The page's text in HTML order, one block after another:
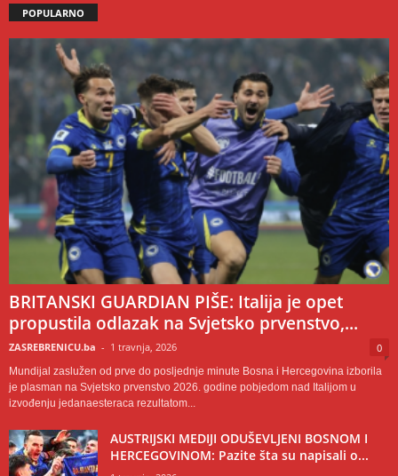
POPULARNO
BRITANSKI GUARDIAN PIŠE: Italija je opet
propustila odlazak na Svjetsko prvenstvo,...
ZASREBRENICU.ba - 1 travnja, 2026 0
Mundijal zaslužen od prve do posljednje minute Bosna i Hercegovina izborila
je plasman na Svjetsko prvenstvo 2026. godine pobjedom nad Italijom u
izvođenju jedanaesteraca rezultatom...
AUSTRIJSKI MEDIJI ODUŠEVLJENI BOSNOM I
HERCEGOVINOM: Pazite šta su napisali o...